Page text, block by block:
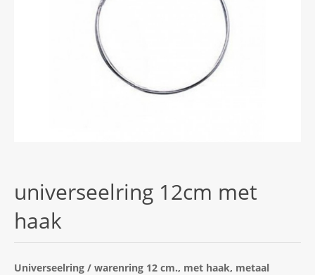
universeelring 12cm met
haak
Universeelring / warenring 12 cm., met haak, metaal